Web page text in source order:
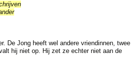
De Jong heeft wel andere vriendinnen, twee
hij niet op. Hij zet ze echter niet aan de